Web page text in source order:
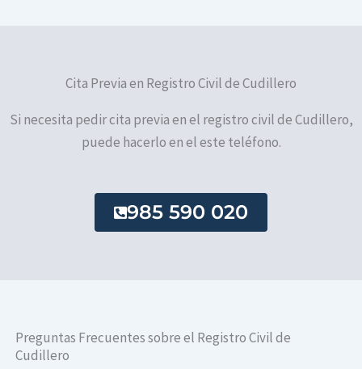
Cita Previa en Registro Civil de Cudillero
Si necesita pedir cita previa en el registro civil de Cudillero,
puede hacerlo en el este teléfono.
985 590 020
Preguntas Frecuentes sobre el Registro Civil de
Cudillero